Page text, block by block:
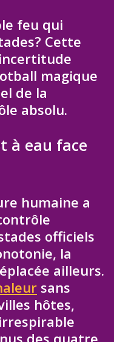
feu qui
Cette
magique
de la
absolu.
à eau face
humaine a
officiels
la
ailleurs.
sans
hôtes,
des quatre